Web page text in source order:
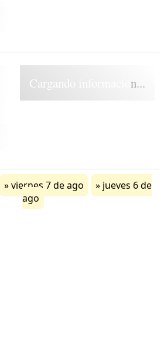
Cargando información...
viernes 7 de ago
jueves 6 de
ago